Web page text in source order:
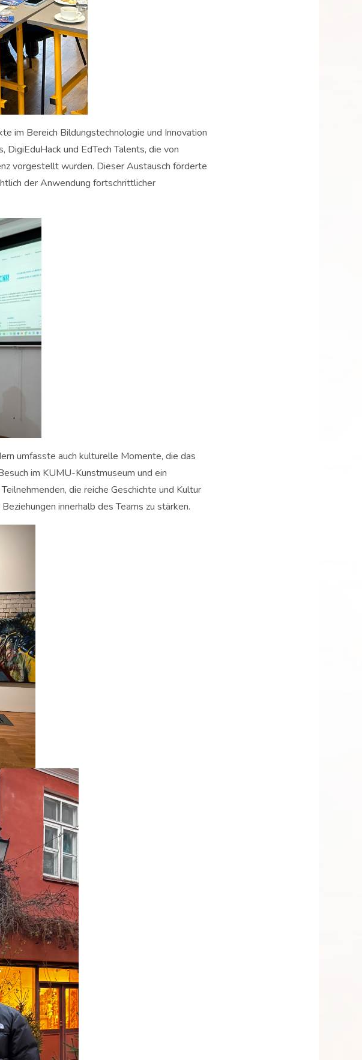
im Bereich Bildungstechnologie und Innovation
DigiEduHack und EdTech Talents, die von
vorgestellt wurden. Dieser Austausch förderte
der Anwendung fortschrittlicher
umfasste auch kulturelle Momente, die das
im KUMU-Kunstmuseum und ein
die reiche Geschichte und Kultur
innerhalb des Teams zu stärken.